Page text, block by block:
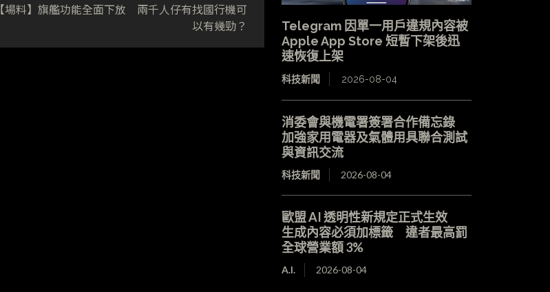
【場料】旗艦功能全面下放 兩千人仔有找國行機可
以有幾勁？
Telegram 因單一用戶違規內容被
Apple App Store 短暫下架後迅
速恢復上架
科技新聞 2026-08-04
消委會與機電署簽署合作備忘錄
加強家用電器及氣體用具聯合測試
與資訊交流
科技新聞 2026-08-04
歐盟 AI 透明性新規定正式生效
生成內容必須加標籤 違者最高罰
全球營業額 3%
A.I. 2026-08-04